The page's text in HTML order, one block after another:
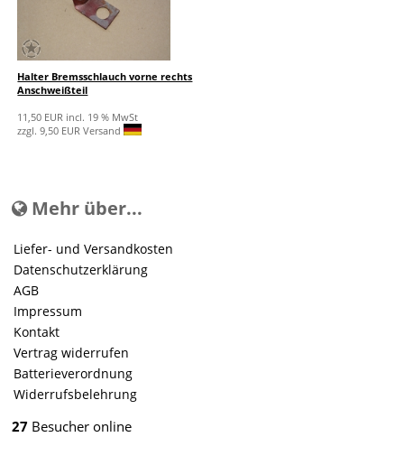
Halter Bremsschlauch vorne rechts
Anschweißteil
11,50 EUR incl. 19 % MwSt
zzgl. 9,50 EUR Versand
Mehr über...
Liefer- und Versandkosten
Datenschutzerklärung
AGB
Impressum
Kontakt
Vertrag widerrufen
Batterieverordnung
Widerrufsbelehrung
27 Besucher online